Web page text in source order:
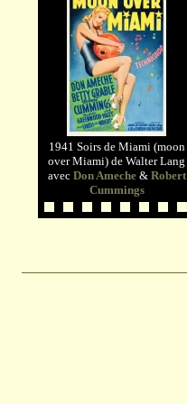
1941 Soirs de Miami (moon
over Miami) de Walter Lang
avec Don Ameche& Robert
Cummings